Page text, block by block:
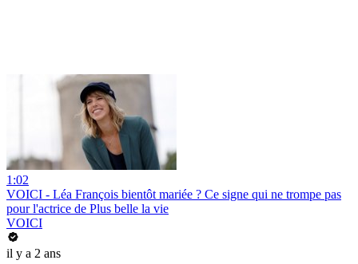
1:02
VOICI - Léa François bientôt mariée ? Ce signe qui ne trompe pas
pour l'actrice de Plus belle la vie
VOICI
il y a 2 ans